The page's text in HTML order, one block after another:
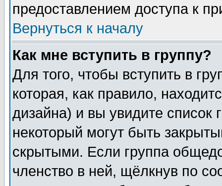
предоставлением доступа к
Вернуться к началу
Как мне вступить в группу?
Для того, чтобы вступить в
которая, как правило,
дизайна) и вы увидите список
некоторый могут быть
скрытыми. Если группа
членство в ней, щёлкнув по